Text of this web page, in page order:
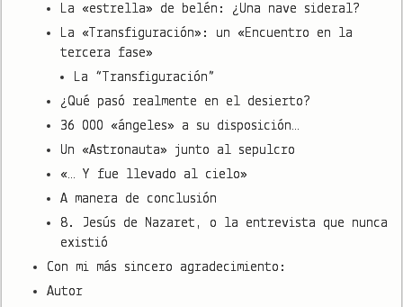
La «estrella» de belén: ¿Una nave sideral?
La «Transfiguración»: un «Encuentro en la
tercera fase»
La “Transfiguración”
¿Qué pasó realmente en el desierto?
36 000 «ángeles» a su disposición…
Un «Astronauta» junto al sepulcro
«… Y fue llevado al cielo»
A manera de conclusión
8. Jesús de Nazaret, o la entrevista que nunca
existió
Con mi más sincero agradecimiento:
Autor